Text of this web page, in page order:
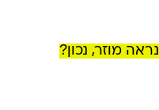
נראה מוזר, נכון?